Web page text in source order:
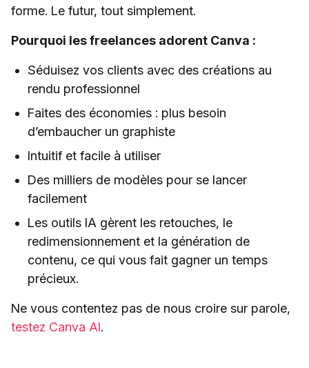
forme. Le futur, tout simplement.
Pourquoi les freelances adorent Canva :
Séduisez vos clients avec des créations au
rendu professionnel
Faites des économies : plus besoin
d’embaucher un graphiste
Intuitif et facile à utiliser
Des milliers de modèles pour se lancer
facilement
Les outils IA gèrent les retouches, le
redimensionnement et la génération de
contenu, ce qui vous fait gagner un temps
précieux.
Ne vous contentez pas de nous croire sur parole,
testez Canva AI.